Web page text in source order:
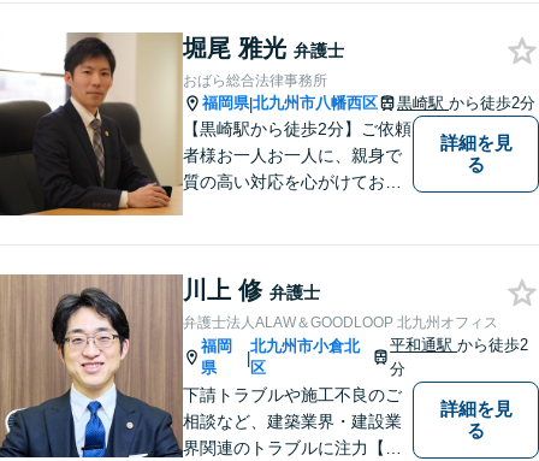
堀尾 雅光 弁護士
おばら総合法律事務所
福岡県|北九州市八幡西区 黒崎駅 から徒歩2分
【黒崎駅から徒歩2分】ご依頼
者様お一人お一人に、親身で
質の高い対応を心がけており
応可能。英語での法律相談・
英文契約書の作成・チェック
も対応可能です。
詳細を見
る
川上 修 弁護士
弁護士法人ALAW＆GOODLOOP 北九州オフィス
福岡
県
|
北九州市小倉北
区
平和通駅から徒歩2
分
下請トラブルや施工不良のご
相談など、建築業界・建設業
界関連のトラブルに注力【企
詳細を見
る